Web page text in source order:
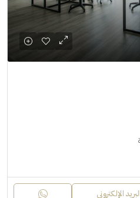
الإلكتروني